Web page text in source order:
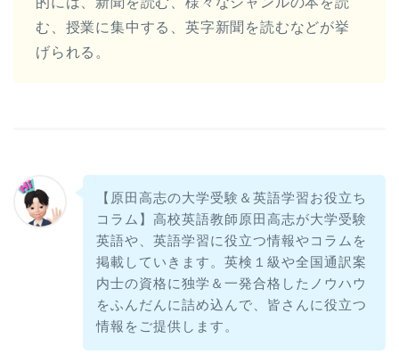
む、授業に集中する、英字新聞を読むなどが挙
げられる。
【原田高志の大学受験＆英語学習お役立ち
コラム】高校英語教師原田高志が大学受験
英語や、英語学習に役立つ情報やコラムを
掲載していきます。英検１級や全国通訳案
内士の資格に独学＆一発合格したノウハウ
をふんだんに詰め込んで、皆さんに役立つ
情報をご提供します。